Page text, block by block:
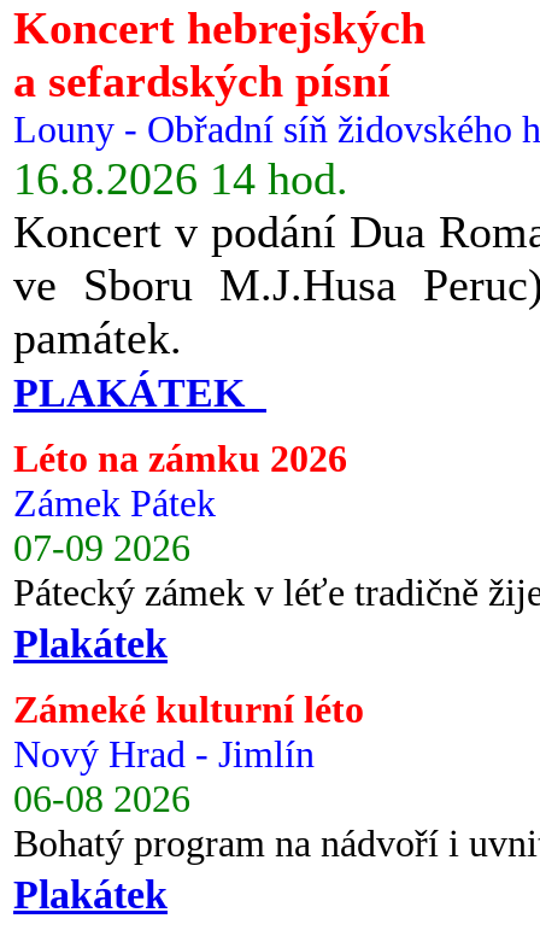
Koncert hebrejských
a sefardských písní
Louny - Obřadní síň židovského
16.8.2026 14 hod.
Koncert v podání Dua
ve Sboru M.J.Husa
památek.
PLAKÁTEK
Léto na zámku 2026
Zámek Pátek
07-09 2026
Pátecký zámek v léťe tradičně
Plakátek
Zámeké kulturní léto
Nový Hrad - Jimlín
06-08 2026
Bohatý program na nádvoří i
Plakátek